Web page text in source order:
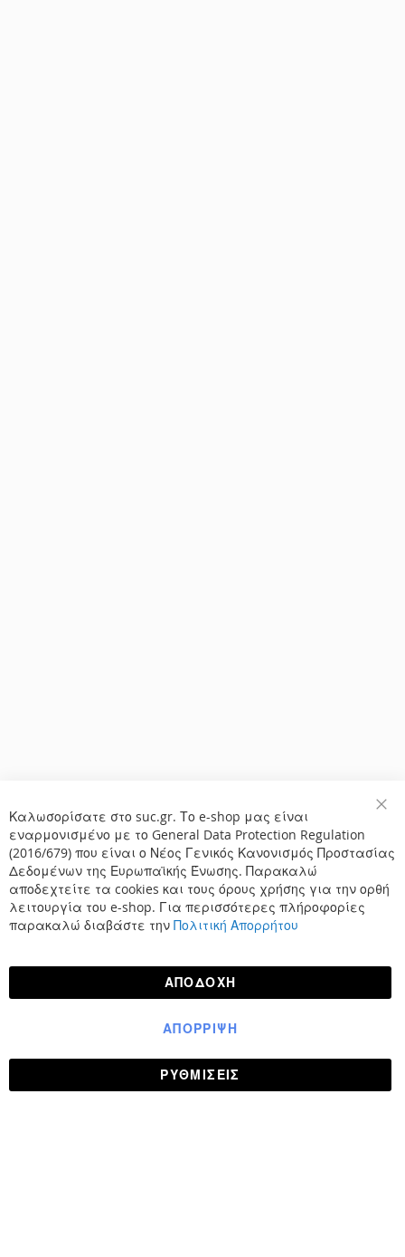
Καλωσορίσατε στο suc.gr. Το e-shop μας είναι
εναρμονισμένο με το General Data Protection Regulation
(2016/679) που είναι ο Νέος Γενικός Κανονισμός Προστασίας
Δεδομένων της Ευρωπαϊκής Ένωσης. Παρακαλώ
αποδεχτείτε τα cookies και τους όρους χρήσης για την ορθή
λειτουργία του e-shop. Για περισσότερες πλήροφορίες
παρακαλώ διαβάστε την Πολιτική Απορρήτου
ΑΠΟΔΟΧΉ
ΡΥΘΜΊΣΕΙΣ
ΑΠΌΡΡΙΨΗ